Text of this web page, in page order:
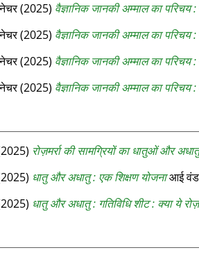
(2025) वैज्ञानिक जानकी अम्‍माल का परिचय
(2025) वैज्ञानिक जानकी अम्‍माल का
(2025) वैज्ञानिक जानकी अम्‍माल का परिचय
(2025) वैज्ञानिक जानकी अम्‍माल का परिचय :
रोज़मर्रा की सामग्रियों का धातुओं और
धातु और अधातु : एक शिक्षण योजनाआई
धातु और अधातु : गतिविधि शीट : क्‍या ये